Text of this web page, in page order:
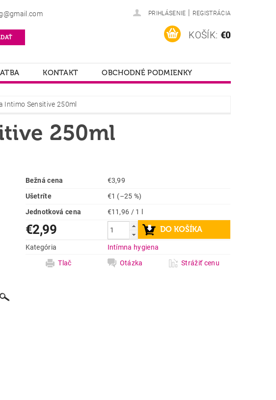
PRIHLÁSENIE | REGISTRÁCIA
KOŠÍK: €0
KONTAKT
OBCHODNÉ PODMIENKY
Intimo Sensitive 250ml
250ml
Bežná cena
€3,99
Ušetríte
€1 (–25 %)
Jednotková cena
€11,96 / 1 l
€2,99
Kategória
Intímna hygiena
Tlač
Otázka Strážiť cenu